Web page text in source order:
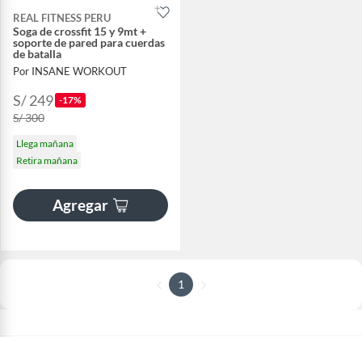
REAL FITNESS PERU
Soga de crossfit 15 y 9mt +
soporte de pared para cuerdas
de batalla
Por INSANE WORKOUT
S/ 249 -17%
S/ 300
Llega mañana
Retira mañana
Agregar
1